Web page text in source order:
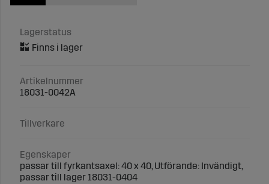
Lagerstatus
Artikelnummer
18031-0042A
Tillverkare
Egenskaper
passar till fyrkantsaxel: 40 x 40, Utförande: Invändigt,
passar till lager 18031-0404